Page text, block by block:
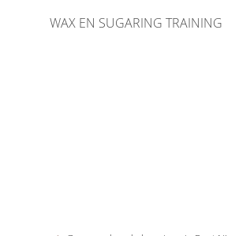
WAX EN SUGARING TRAINING